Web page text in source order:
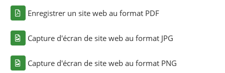
Enregistrer un site web au format PDF
Capture d'écran de site web au format JPG
Capture d'écran de site web au format PNG